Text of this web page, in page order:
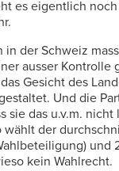
es eigentlich
in der Schweiz
ausser Kontrolle
Gesicht des
Und die
sie das u.v.m.
der
und
kein Wahlrecht.